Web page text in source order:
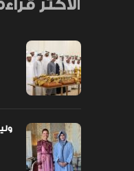
الاكثر